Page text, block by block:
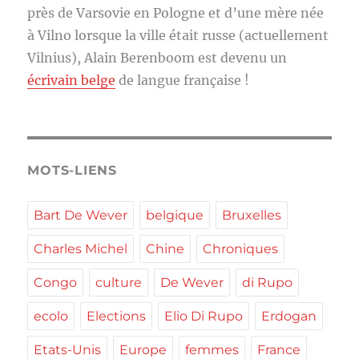
près de Varsovie en Pologne et d’une mère née
à Vilno lorsque la ville était russe (actuellement
Vilnius), Alain Berenboom est devenu un
écrivain belge de langue française !
MOTS-LIENS
Bart De Wever belgique Bruxelles
Charles Michel Chine Chroniques
Congo culture De Wever di Rupo
ecolo Elections Elio Di Rupo Erdogan
Etats-Unis Europe femmes France